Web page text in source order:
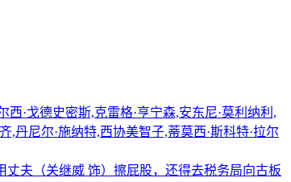
·戈德史密斯,克雷格·亨宁森,安东尼·莫利纳利,
,丹尼尔·施纳特,西协美智子,蒂莫西·斯科特·拉尔
夫（关继威 饰）擦屁股，还得去税务局向古板